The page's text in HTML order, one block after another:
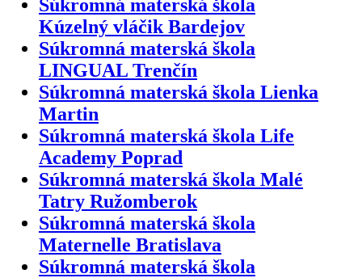
Súkromná materská škola
Kúzelný vláčik Bardejov
Súkromná materská škola
LINGUAL Trenčín
Súkromná materská škola Lienka
Martin
Súkromná materská škola Life
Academy Poprad
Súkromná materská škola Malé
Tatry Ružomberok
Súkromná materská škola
Maternelle Bratislava
Súkromná materská škola